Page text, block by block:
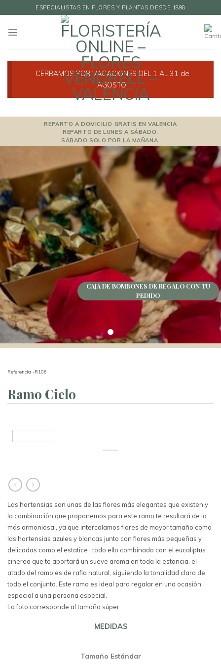
to
content
ESPECIALISTAS EN FLORES Y PLANTAS DESDE 1898
CERRAMOS POR VACACIONES DEL 1 AL 31 de
AGOSTO.
REPARTO A DOMICILIO GRATIS EN VALENCIA
REPARTO DE LUNES A SÁBADO.
SÁBADO SOLO POR LA MAÑANA.
CAJA DE BOMBONES DE REGALO CON TU
PEDIDO
Referencia -R106
Ramo Cielo
Las hortensias son unas de las flores más elegantes que existen y
la combinación que proponemos para este ramo te resultará de lo
más armoniosa , ya que intercalamos flores de mayor tamaño como
las hortensias azules y blancas junto con flores más pequeñas y
delicadas como el estatice , todo ello combinado con el eucaliptus
cinerea que te aportará un sueve aroma en toda la estancia, el
atado del ramo es de rafia natural, siguiendo la tonalidad clara de
todo el conjunto. Este ramo es ideal para regalar en una ocasión
especial a una persona especial.
La foto corresponde al tamaño súper.
MEDIDAS
Tamaño Estándar